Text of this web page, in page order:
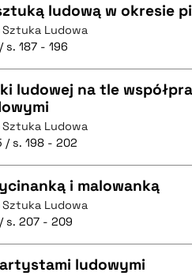
ludową w okresie
Sztuka Ludowa
s. 187 - 196
ludowej na tle
Sztuka Ludowa
/ s. 198 - 202
i malowanką
Sztuka Ludowa
s. 207 - 209
ludowymi